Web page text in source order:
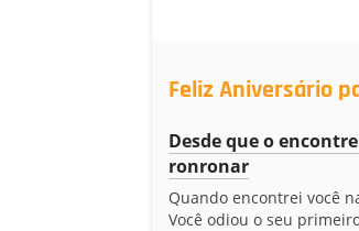
Feliz Aniversário
Desde que o
ronronar
Quando encontrei você
Você odiou o seu